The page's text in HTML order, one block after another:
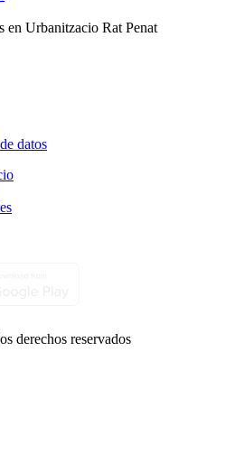
en Urbanitzacio Rat Penat
datos
derechos reservados